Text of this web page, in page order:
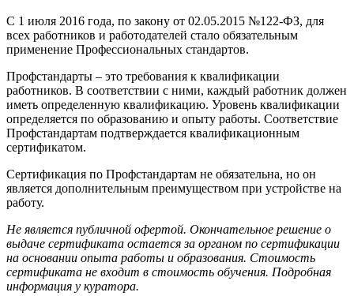
С 1 июля 2016 года, по закону от 02.05.2015 №122-ФЗ, для
всех работников и работодателей стало обязательным
применение Профессиональных стандартов.
Профстандарты – это требования к квалификации
работников. В соответствии с ними, каждый работник должен
иметь определенную квалификацию. Уровень квалификации
определяется по образованию и опыту работы. Соответствие
Профстандартам подтверждается квалификационным
сертификатом.
Сертификация по Профстандартам не обязательна, но он
является дополнительным преимуществом при устройстве на
работу.
Не является публичной офертой. Окончательное решение о
выдаче сертификата остается за органом по сертификации
на основании опыта работы и образования. Стоимость
сертификата не входит в стоимость обучения. Подробная
информация у куратора.